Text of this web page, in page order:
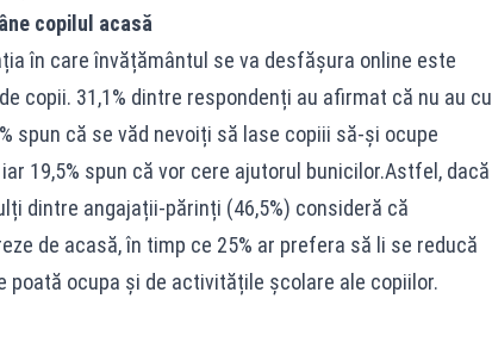
copilul acasă
în care învățământul se va desfășura online este
copii. 31,1% dintre respondenți au afirmat că nu au cu
spun că se văd nevoiți să lase copiii să-și ocupe
19,5% spun că vor cere ajutorul bunicilor.Astfel, dacă
dintre angajații-părinți (46,5%) consideră că
de acasă, în timp ce 25% ar prefera să li se reducă
poată ocupa și de activitățile școlare ale copiilor.